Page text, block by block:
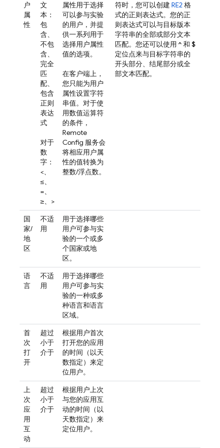
户
属
性
文
本：
包
含、
不包
含、
完全
匹
配、
包含
正则
表达
式
对于
数
字：
<、
≤、
=、
≥、>
属性用于选择
可以参与实验
的用户，并提
供一系列用于
选择用户属性
值的选项。
在客户端上，
您只能为用户
属性设置字符
串值。对于使
用数值运算符
的条件，
Remote
Config 服务会
将相应用户属
性的值转换为
整数/浮点数。
符时，您可以创建 RE2 格
式的正则表达式。您的正
则表达式可以与目标版本
字符串的全部或部分文本
匹配。您还可以使用 ^和$
定位点来与目标字符串的
开头部分、结尾部分或全
部文本匹配。
国
家/
地
区
不适
用
用于选择哪些
用户可参与实
验的一个或多
个国家或地
区。
语
言
不适
用
用于选择哪些
用户可参与实
验的一种或多
种语言和语言
区域。
首
次
打
开
超过
小于
介于
根据用户首次
打开您的应用
的时间（以天
数指定）来定
位用户。
上
次
应
用
互
动
超过
小于
介于
根据用户上次
与您的应用互
动的时间（以
天数指定）来
定位用户。